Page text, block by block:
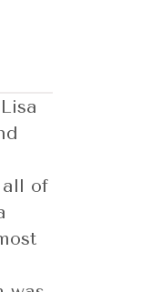
of